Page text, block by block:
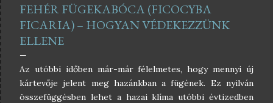
FEHÉR FÜGEKABÓCA (FICOCYBA
FICARIA) – HOGYAN VÉDEKEZZÜNK
ELLENE
Az utóbbi időben már-már félelmetes, hogy mennyi új
kártevője jelent meg hazánkban a fügének. Ez nyilván
összefüggésben lehet a hazai klíma utóbbi évtizedben